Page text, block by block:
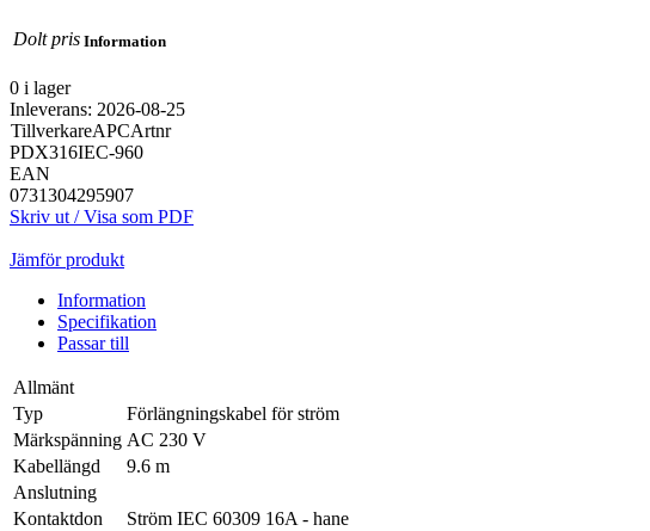
Dolt pris Information
0 i lager
Inleverans: 2026-08-25
TillverkareAPCArtnr
PDX316IEC-960
EAN
0731304295907
Skriv ut / Visa som PDF
Jämför produkt
Information
Specifikation
Passar till
Allmänt
Typ
Förlängningskabel för ström
Märkspänning AC 230 V
Kabellängd
9.6 m
Anslutning
Kontaktdon
Ström IEC 60309 16A - hane